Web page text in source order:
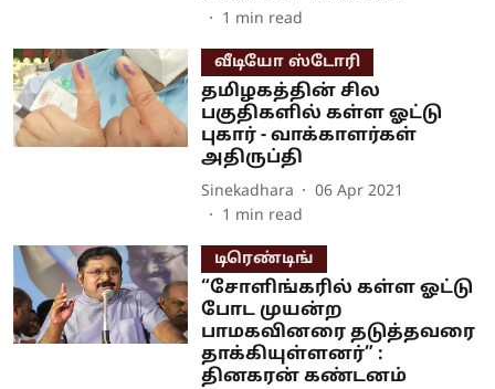
1 min read
வீடியோ ஸ்டோரி
தமிழகத்தின் சில
பகுதிகளில் கள்ள ஓட்டு
புகார் - வாக்காளர்கள்
அதிருப்தி
Sinekadhara
06 Apr 2021
1 min read
டிரெண்டிங்
“சோளிங்கரில் கள்ள ஓட்டு
போட முயன்ற
பாமகவினரை தடுத்தவரை
தாக்கியுள்ளனர்” :
தினகரன் கண்டனம்